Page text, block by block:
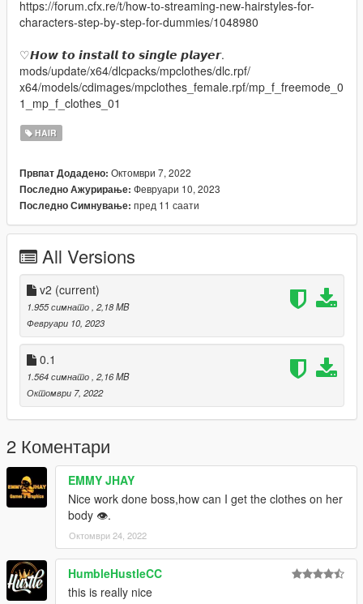
https://forum.cfx.re/t/how-to-streaming-new-hairstyles-for-
characters-step-by-step-for-dummies/1048980
♡𝙃𝙤𝙬 𝙩𝙤 𝙞𝙣𝙨𝙩𝙖𝙡𝙡 𝙩𝙤 𝙨𝙞𝙣𝙜𝙡𝙚 𝙥𝙡𝙖𝙮𝙚𝙧.
mods/update/x64/dlcpacks/mpclothes/dlc.rpf/
x64/models/cdimages/mpclothes_female.rpf/mp_f_freemode_0
1_mp_f_clothes_01
HAIR
Првпат Додадено: Октомври 7, 2022
Последно Ажурирање: Февруари 10, 2023
Последно Симнување: пред 11 саати
All Versions
v2 (current)
1.955 симнато , 2,18 MB
Февруари 10, 2023
0.1
1.564 симнато , 2,16 MB
Октомври 7, 2022
2 Коментари
EMMY JHAY
Nice work done boss,how can I get the clothes on her
body 👁️.
Октомври 24, 2022
HumbleHustleCC
this is really nice